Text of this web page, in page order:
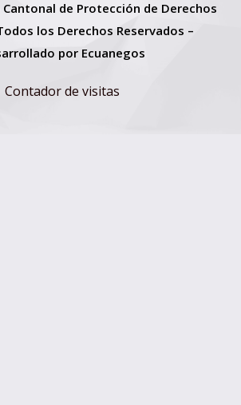
de Protección de Derechos
los Derechos Reservados –
por Ecuanegos
Contador de visitas